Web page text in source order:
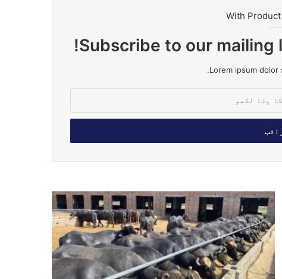
With
Subscribe to our mailing
Lorem ipsum
ف
ی
ک
ٹ
ی
ک